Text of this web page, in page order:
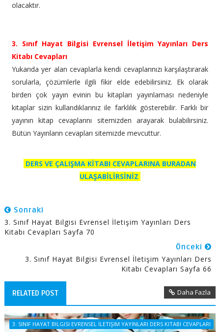
olacaktır.
3. Sınıf Hayat Bilgisi Evrensel İletişim Yayınları Ders
Kitabı Cevapları
Yukarıda yer alan cevaplarla kendi cevaplarınızı karşılaştırarak
sorularla, çözümlerle ilgili fikir elde edebilirsiniz. Ek olarak
birden çok yayın evinin bu kitapları yayınlaması nedeniyle
kitaplar sizin kullandıklarınız ile farklılık gösterebilir. Farklı bir
yayının kitap cevaplarını sitemizden arayarak bulabilirsiniz.
Bütün Yayınların cevapları sitemizde mevcuttur.
DERS VE ÇALIŞMA KİTABI CEVAPLARINA BURADAN
ULAŞABİLİRSİNİZ
Sonraki
3. Sınıf Hayat Bilgisi Evrensel İletişim Yayınları Ders
Kitabı Cevapları Sayfa 70
Önceki
3. Sınıf Hayat Bilgisi Evrensel İletişim Yayınları Ders
Kitabı Cevapları Sayfa 66
RELATED POST Daha Fazla
3. SINIF HAYAT BILGISI EVRENSEL İLETIŞIM YAYINLARI DERS KITABI CEVAPLARI